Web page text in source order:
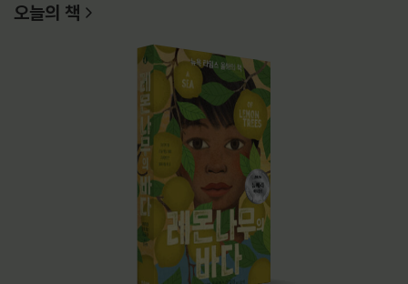
오늘의 책